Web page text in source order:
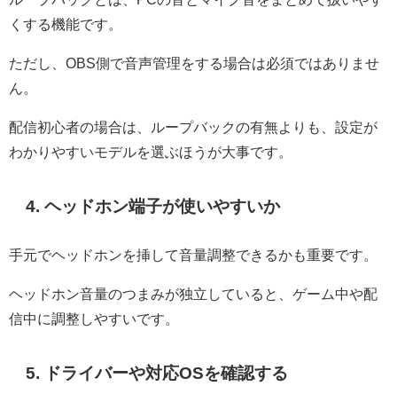
くする機能です。
ただし、OBS側で音声管理をする場合は必須ではありませ
ん。
配信初心者の場合は、ループバックの有無よりも、設定が
わかりやすいモデルを選ぶほうが大事です。
4. ヘッドホン端子が使いやすいか
手元でヘッドホンを挿して音量調整できるかも重要です。
ヘッドホン音量のつまみが独立していると、ゲーム中や配
信中に調整しやすいです。
5. ドライバーや対応OSを確認する